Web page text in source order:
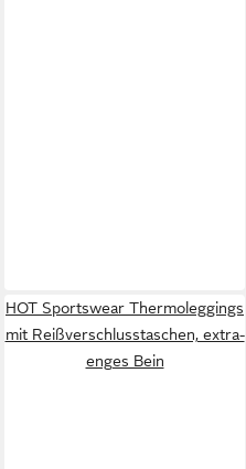
HOT Sportswear Thermoleggings
mit Reißverschlusstaschen, extra-
enges Bein